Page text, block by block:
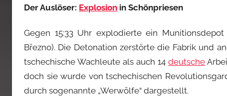
Der Auslöser: Explosion in Schönpriesen
Gegen 15:33 Uhr explodierte ein
Březno). Die Detonation zerstörte die Fabrik und
tschechische Wachleute als auch 14deutsche
doch sie wurde von tschechischen
durch sogenannte „Werwölfe“ dargestellt.